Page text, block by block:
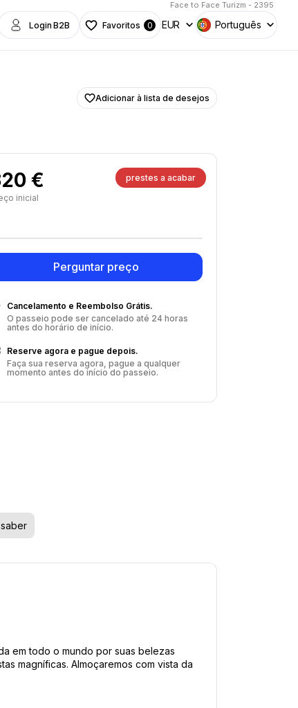
Face to Face Turizm - 2395
Login B2B Favoritos 0 EUR Português
Adicionar à lista de desejos
prestes a acabar
€
inicial
Perguntar preço
Cancelamento e Reembolso Grátis.
O passeio pode ser cancelado até 24 horas
antes do horário de início.
Reserve agora e pague depois.
Faça sua reserva agora, pague a qualquer
momento antes do início do passeio.
em todo o mundo por suas belezas
magníficas. Almoçaremos com vista da